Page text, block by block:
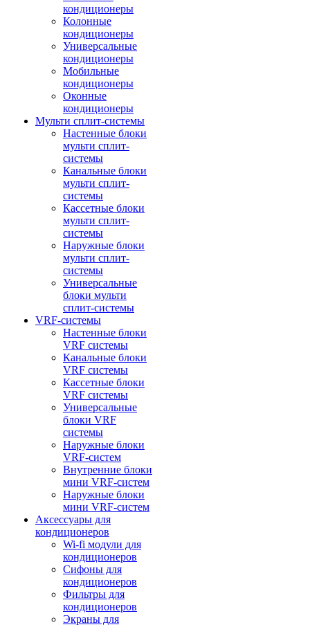
кондиционеры
Колонные
кондиционеры
Универсальные
кондиционеры
Мобильные
кондиционеры
Оконные
кондиционеры
Мульти сплит-системы
Настенные блоки
мульти сплит-
системы
Канальные блоки
мульти сплит-
системы
Кассетные блоки
мульти сплит-
системы
Наружные блоки
мульти сплит-
системы
Универсальные
блоки мульти
сплит-системы
VRF-системы
Настенные блоки
VRF системы
Канальные блоки
VRF системы
Кассетные блоки
VRF системы
Универсальные
блоки VRF
системы
Наружные блоки
VRF-систем
Внутренние блоки
мини VRF-систем
Наружные блоки
мини VRF-систем
Аксессуары для
кондиционеров
Wi-fi модули для
кондиционеров
Сифоны для
кондиционеров
Фильтры для
кондиционеров
Экраны для